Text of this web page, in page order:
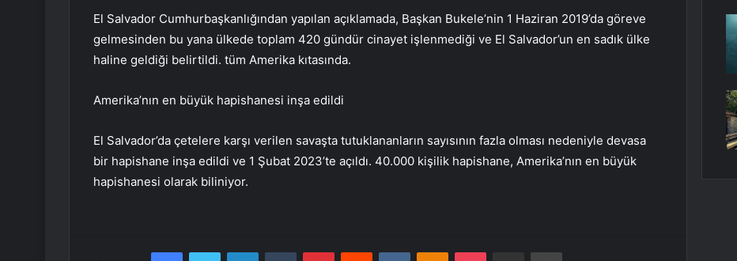
El Salvador Cumhurbaşkanlığından yapılan açıklamada, Başkan Bukele’nin 1 Haziran 2019’da göreve
gelmesinden bu yana ülkede toplam 420 gündür cinayet işlenmediği ve El Salvador’un en sadık ülke
haline geldiği belirtildi. tüm Amerika kıtasında.
Amerika’nın en büyük hapishanesi inşa edildi
El Salvador’da çetelere karşı verilen savaşta tutuklananların sayısının fazla olması nedeniyle devasa
bir hapishane inşa edildi ve 1 Şubat 2023’te açıldı. 40.000 kişilik hapishane, Amerika’nın en büyük
hapishanesi olarak biliniyor.
FacebookTwitter LinkedInTumblr PinterestReddit VKontakteOdnoklassniki
Pocket E-Posta ile paylaş Yazdır